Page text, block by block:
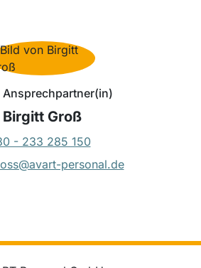
Ansprechpartner(in)
Birgitt Groß
- 233 285 150
personal.de